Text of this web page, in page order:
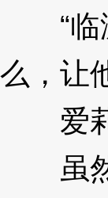
“临渊
么，让
爱莉
虽然